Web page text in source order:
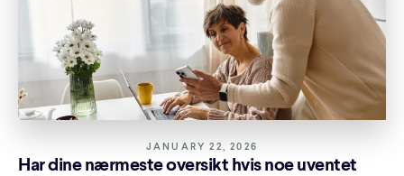
JANUARY 22, 2026
Har dine nærmeste oversikt hvis noe uventet